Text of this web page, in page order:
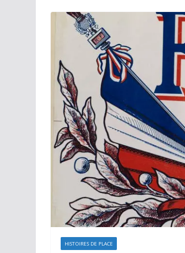
HISTOIRES DE PLACE